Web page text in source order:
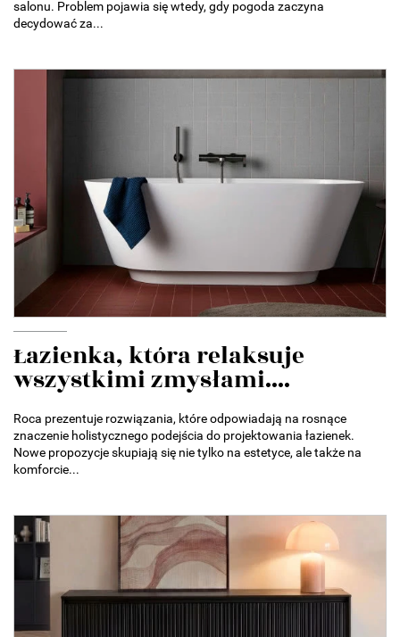
salonu. Problem pojawia się wtedy, gdy pogoda zaczyna
decydować za...
Łazienka, która relaksuje
wszystkimi zmysłami....
Roca prezentuje rozwiązania, które odpowiadają na rosnące
znaczenie holistycznego podejścia do projektowania łazienek.
Nowe propozycje skupiają się nie tylko na estetyce, ale także na
komforcie...